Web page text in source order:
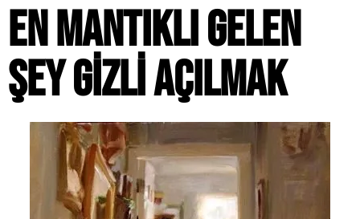
EN MANTIKLI GELEN
ŞEY GIZLI AÇILMAK